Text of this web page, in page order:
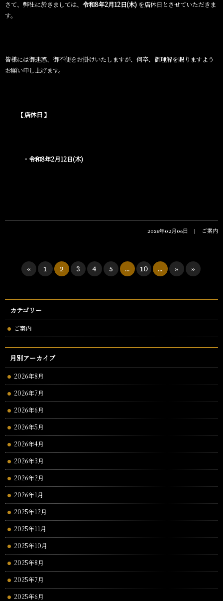
さて、弊社に於きましては、 令和8年2月12日(木) を店休日とさせていただきま
す。
皆様には御迷惑、御不便をお掛けいたしますが、何卒、御理解を賜りますよう
お願い申し上げます。
【店休日】
・令和8年2月12日(木)
2026年02月06日 ご案内
« 1 2 3 4 5 ... 10 ... » »
カテゴリー
ご案内
月別アーカイブ
2026年8月
2026年7月
2026年6月
2026年5月
2026年4月
2026年3月
2026年2月
2026年1月
2025年12月
2025年11月
2025年10月
2025年8月
2025年7月
2025年6月